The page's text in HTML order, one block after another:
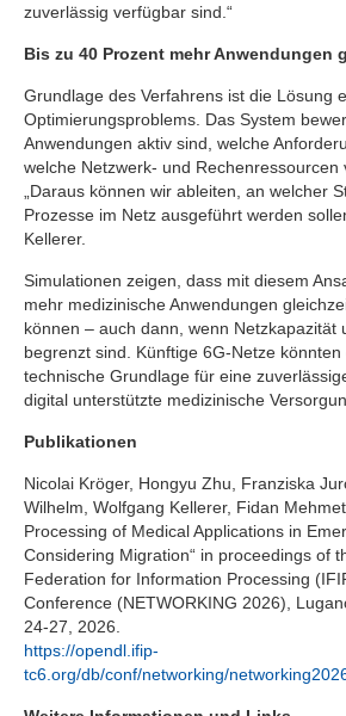
zuverlässig verfügbar sind.“
Bis zu 40 Prozent mehr Anwendungen
Grundlage des Verfahrens ist die Lösung
Optimierungsproblems. Das System
Anwendungen aktiv sind, welche
welche Netzwerk- und Rechenressourcen
„Daraus können wir ableiten, an welcher
Prozesse im Netz ausgeführt werden
Kellerer.
Simulationen zeigen, dass mit diesem
mehr medizinische Anwendungen
können – auch dann, wenn Netzkapazität
begrenzt sind. Künftige 6G-Netze
technische Grundlage für eine
digital unterstützte medizinische
Publikationen
Nicolai Kröger, Hongyu Zhu, Franziska
Wilhelm, Wolfgang Kellerer, Fidan
Processing of Medical Applications in
Considering Migration“ in proceedings of
Federation for Information Processing
Conference (NETWORKING 2026),
24-27, 2026.
https://opendl.ifip-
tc6.org/db/conf/networking/